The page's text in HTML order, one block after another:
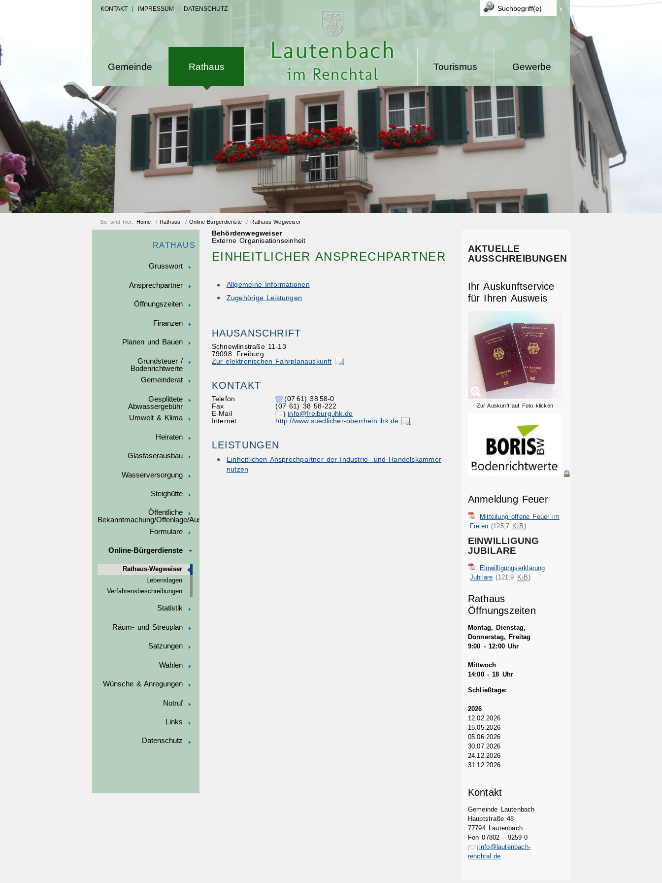
KONTAKT IMPRESSUM DATENSCHUTZ
Gemeinde Rathaus Gewerbe
Tourismus
Sie sind hier: Home / Rathaus / Online-Bürgerdienste / Rathaus-Wegweiser
RATHAUS
Grusswort
Ansprechpartner
Öffnungszeiten
Finanzen
Planen und Bauen
Grundsteuer /
Bodenrichtwerte
Gemeinderat
Gesplittete
Abwassergebühr
Umwelt & Klima
Heiraten
Glasfaserausbau
Wasserversorgung
Steighütte
Öffentliche
Bekanntmachung/Offenlage/Ausschreibungen
Formulare
Online-Bürgerdienste
Rathaus-Wegweiser
Lebenslagen
Verfahrensbeschreibungen
Statistik
Räum- und Streuplan
Satzungen
Wahlen
Wünsche & Anregungen
Notruf
Links
Datenschutz
Behördenwegweiser
Externe Organisationseinheit
EINHEITLICHER ANSPRECHPARTNER
Allgemeine Informationen
Zugehörige Leistungen
HAUSANSCHRIFT
Schnewlinstraße 11-13
79098
Freiburg
Zur elektronischen Fahrplanauskunft
KONTAKT
Telefon (07 61) 38 58-0
Fax
(07 61) 38 58-222
E-Mail
info@freiburg.ihk.de
Internet
http://www.suedlicher-oberrhein.ihk.de
LEISTUNGEN
Einheitlichen Ansprechpartner der Industrie- und Handelskammer
nutzen
AKTUELLE
AUSSCHREIBUNGEN
Ihr Auskunftservice
für Ihren Ausweis
Zur Auskunft auf Foto klicken
Anmeldung Feuer
Mitteilung offene Feuer im
Freien (125,7 KiB)
EINWILLIGUNG
JUBILARE
Einwilligungserklärung
Jubilare (121,9 KiB)
Rathaus
Öffnungszeiten
Montag, Dienstag,
Donnerstag, Freitag
9:00 - 12:00 Uhr
Mittwoch
14:00 - 18 Uhr
Schließtage:
2026
12.02.2026
15.05.2026
05.06.2026
30.07.2026
24.12.2026
31.12.2026
Kontakt
Gemeinde Lautenbach
Hauptstraße 48
77794 Lautenbach
Fon 07802 - 9259-0
info@lautenbach-
renchtal.de